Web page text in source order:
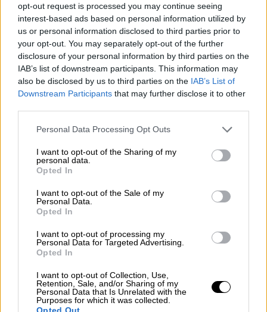
opt-out request is processed you may continue seeing
interest-based ads based on personal information utilized by
us or personal information disclosed to third parties prior to
your opt-out. You may separately opt-out of the further
disclosure of your personal information by third parties on the
IAB’s list of downstream participants. This information may
also be disclosed by us to third parties on the IAB’s List of
Downstream Participants that may further disclose it to other
Please note that this website/app uses one or more Google
not limited to your visit or usage behaviour. You may click to
grant or deny consent to Google and its third-party tags to
use your data for below specified purposes in below Google
consent section.
Personal Data Processing Opt Outs
I want to opt-out of the Sharing of my
personal data.
Opted In
I want to opt-out of the Sale of my
Personal Data.
Opted In
I want to opt-out of processing my
Personal Data for Targeted Advertising.
Opted In
I want to opt-out of Collection, Use,
Retention, Sale, and/or Sharing of my
Personal Data that Is Unrelated with the
Purposes for which it was collected.
Opted Out
Σύμφωνα με τα πρώτα στοιχεία της έρευνας
των ανακριτικών υπαλλήλων του